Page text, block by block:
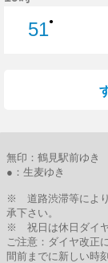
51●
無印：鶴見駅前ゆき
●：生麦ゆき
※ 道路渋滞等により
承下さい。
※ 祝日は休日ダイヤ
ご注意：ダイヤ改正
間前までに新しい時